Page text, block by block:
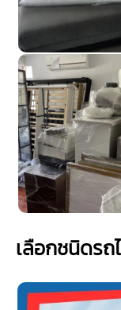
เลือกชนิดร